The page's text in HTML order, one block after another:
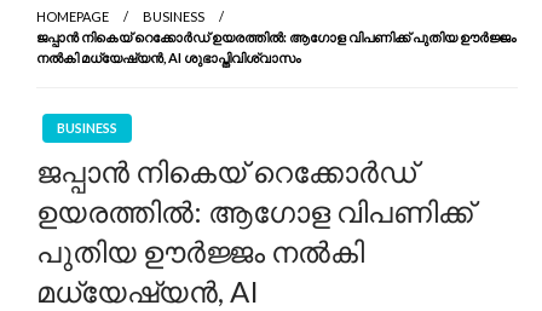
HOMEPAGE
BUSINESS
ജപ്പാൻ നികെയ് റെക്കോർഡ് ഉയരത്തിൽ: ആഗോള വിപണിക്ക് പുതിയ ഊർജ്ജം
നൽകി മധ്യേഷ്യൻ, AI ശുഭാപ്തിവിശ്വാസം
BUSINESS
ജപ്പാൻ നികെയ് റെക്കോർഡ്
ഉയരത്തിൽ: ആഗോള വിപണിക്ക്
പുതിയ ഊർജ്ജം നൽകി
മധ്യേഷ്യൻ, AI